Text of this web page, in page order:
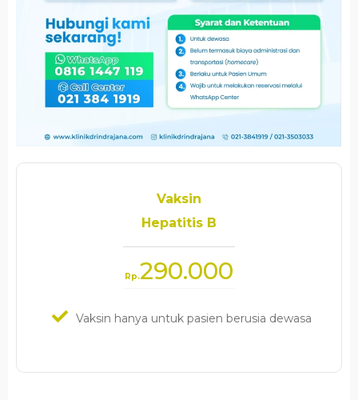
Vaksin
Hepatitis B
Rp.290.000
Vaksin hanya untuk pasien berusia dewasa